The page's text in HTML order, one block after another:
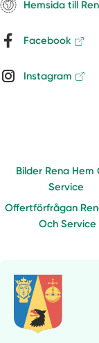
Hemsida till
Facebook
Instagram
Bilder Rena Hem
Service
Offertförfrågan
Och Service